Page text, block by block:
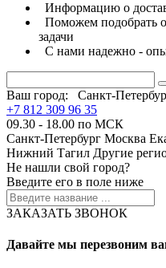
Информацию о
Поможем подобрать
задачи
С нами надежно -
Ваш город:
Санкт-
+7 812 309 96 35
09.30 - 18.00 по МСК
Санкт-Петербург Москва
Нижний Тагил Другие
Не нашли свой город?
Введите его в поле ниже
ЗАКАЗАТЬ ЗВОНОК
Давайте мы перезвоним